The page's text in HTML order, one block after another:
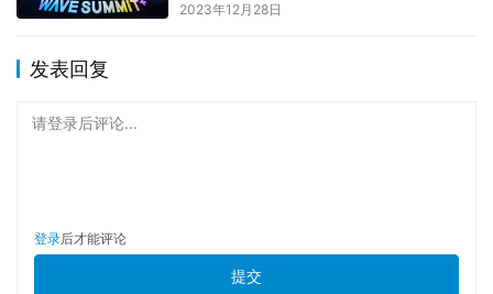
2023年12月28日
发表回复
请登录后评论...
登录后才能评论
提交